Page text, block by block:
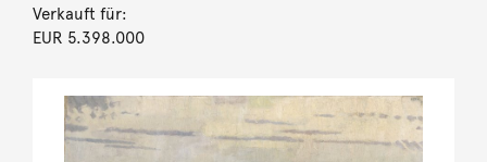
Verkauft für:
EUR 5.398.000